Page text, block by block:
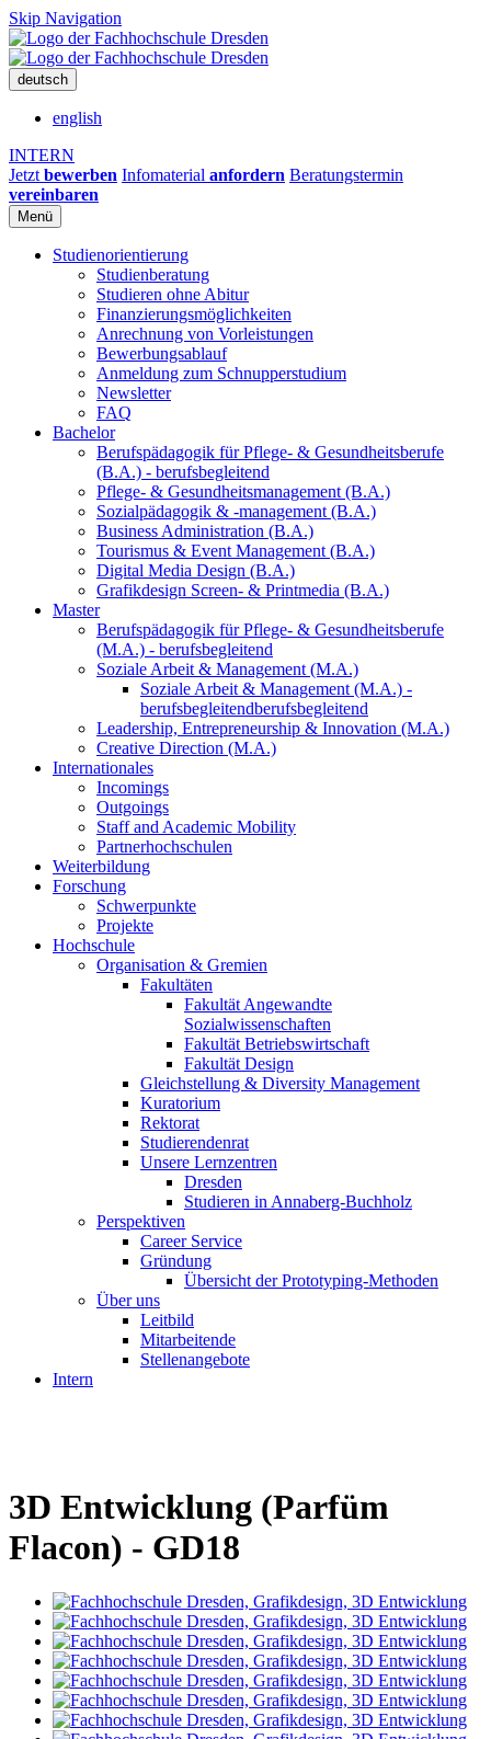
Skip Navigation
deutsch
english
INTERN
Jetzt bewerben Infomaterial anfordern Beratungstermin
vereinbaren
Menü
Studienorientierung
Studienberatung
Studieren ohne Abitur
Finanzierungsmöglichkeiten
Anrechnung von Vorleistungen
Bewerbungsablauf
Anmeldung zum Schnupperstudium
Newsletter
FAQ
Bachelor
Berufspädagogik für Pflege- & Gesundheitsberufe
(B.A.) - berufsbegleitend
Pflege- & Gesundheitsmanagement (B.A.)
Sozialpädagogik & -management (B.A.)
Business Administration (B.A.)
Tourismus & Event Management (B.A.)
Digital Media Design (B.A.)
Grafikdesign Screen- & Printmedia (B.A.)
Master
Berufspädagogik für Pflege- & Gesundheitsberufe
(M.A.) - berufsbegleitend
Soziale Arbeit & Management (M.A.)
Soziale Arbeit & Management (M.A.) -
berufsbegleitendberufsbegleitend
Leadership, Entrepreneurship & Innovation (M.A.)
Creative Direction (M.A.)
Internationales
Incomings
Outgoings
Staff and Academic Mobility
Partnerhochschulen
Weiterbildung
Forschung
Schwerpunkte
Projekte
Hochschule
Organisation & Gremien
Fakultäten
Fakultät Angewandte
Sozialwissenschaften
Fakultät Betriebswirtschaft
Fakultät Design
Gleichstellung & Diversity Management
Kuratorium
Rektorat
Studierendenrat
Unsere Lernzentren
Dresden
Studieren in Annaberg-Buchholz
Perspektiven
Career Service
Gründung
Übersicht der Prototyping-Methoden
Über uns
Leitbild
Mitarbeitende
Stellenangebote
Intern
3D Entwicklung (Parfüm
Flacon) - GD18